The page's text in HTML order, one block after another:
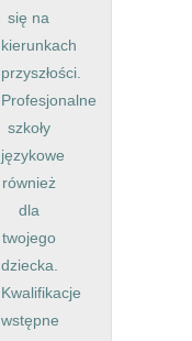
się na
kierunkach
przyszłości.
Profesjonalne
szkoły
językowe
również
dla
twojego
dziecka.
Kwalifikacje
wstępne